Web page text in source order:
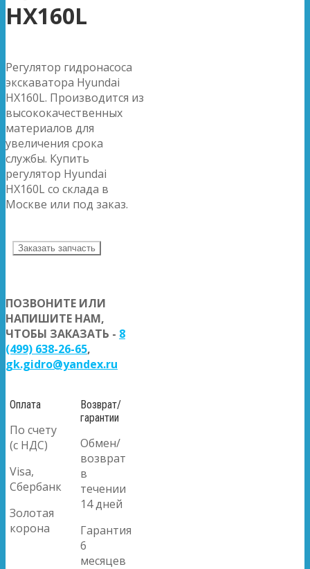
HX160L
Регулятор гидронасоса
экскаватора Hyundai
HX160L. Производится из
высококачественных
материалов для
увеличения срока
службы. Купить
регулятор Hyundai
HX160L со склада в
Москве или под заказ.
Заказать запчасть
ПОЗВОНИТЕ ИЛИ
НАПИШИТЕ НАМ,
ЧТОБЫ ЗАКАЗАТЬ - 8
(499) 638-26-65,
gk.gidro@yandex.ru
Оплата
По счету
(с НДС)
Visa,
Сбербанк
Золотая
корона
Возврат/
гарантии
Обмен/
возврат
в
течении
14 дней
Гарантия
6
месяцев